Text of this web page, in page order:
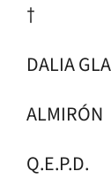
†
DALIA
ALMIRÓN
Q.E.P.D.